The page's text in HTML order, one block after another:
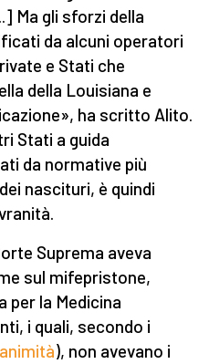
Ma gli sforzi della
da alcuni operatori
e Stati che
della Louisiana e
ha scritto Alito.
Stati a guida
da normative più
nascituri, è quindi
Suprema aveva
sul mifepristone,
per la Medicina
i quali, secondo i
), non avevano i